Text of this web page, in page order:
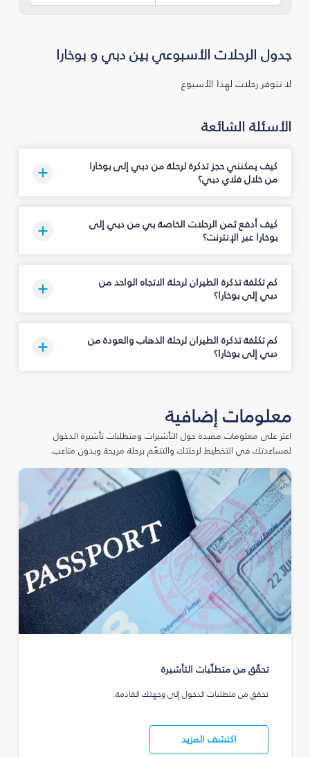
جدول الرحلات الأسبوعي بين دبي و بوخارا
لا تتوفر رحلات لهذا الأسبوع
الأسئلة الشائعة
كيف يمكنني حجز تذكرة لرحلة من دبي إلى بوخارا
من خلال فلاي دبي؟
كيف أدفع ثمن الرحلات الخاصة بي من دبي إلى
بوخارا عبر الإنترنت؟
كم تكلفة تذكرة الطيران لرحلة الاتجاه الواحد من
دبي إلى بوخارا؟
كم تكلفة تذكرة الطيران لرحلة الذهاب والعودة من
دبي إلى بوخارا؟
معلومات إضافية
اعثر على معلومات مفيدة حول التأشيرات ومتطلبات تأشيرة الدخول
لمساعدتك في التخطيط لرحلتك والتنعّم برحلة مريحة وبدون متاعب.
تحقّق من متطلّبات التأشيرة
تحقق من متطلبات الدخول إلى وجهتك القادمة.
اكتشف المزيد